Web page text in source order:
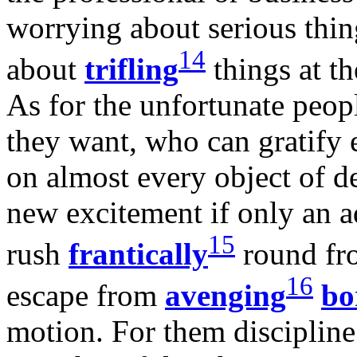
worrying about serious
about trifling14 things at
As for the unfortunate
they want, who can gratify
on almost every object of
new excitement if only an
rush frantically15 round
escape from avenging16
motion. For them